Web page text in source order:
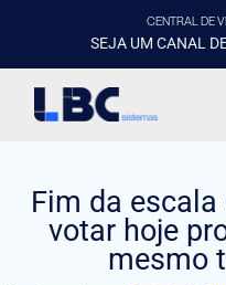
CENTRAL DE
SEJA UM CANAL
Fim da escala
votar hoje
mesmo